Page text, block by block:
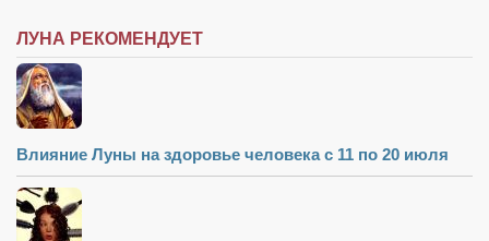
ЛУНА РЕКОМЕНДУЕТ
Влияние Луны на здоровье человека с 11 по 20 июля